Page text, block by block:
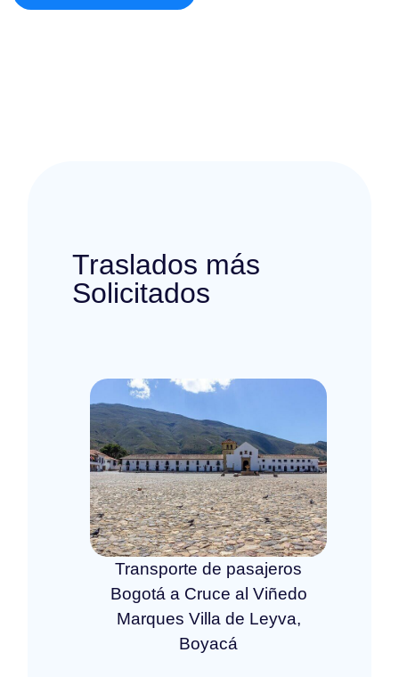
Traslados más
Solicitados
Transporte de pasajeros
Bogotá a Cruce al Viñedo
Marques Villa de Leyva,
Boyacá